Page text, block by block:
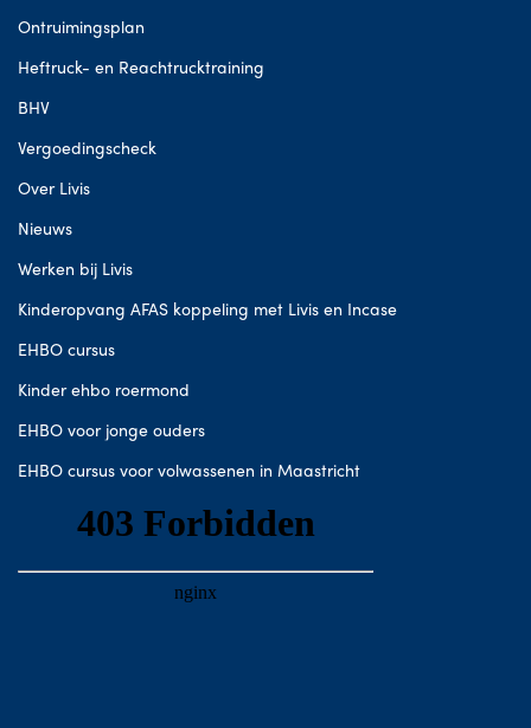
Ontruimingsplan
Heftruck- en Reachtrucktraining
BHV
Vergoedingscheck
Over Livis
Nieuws
Werken bij Livis
Kinderopvang AFAS koppeling met Livis en Incase
EHBO cursus
Kinder ehbo roermond
EHBO voor jonge ouders
EHBO cursus voor volwassenen in Maastricht